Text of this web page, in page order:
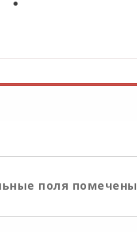
поля помечены